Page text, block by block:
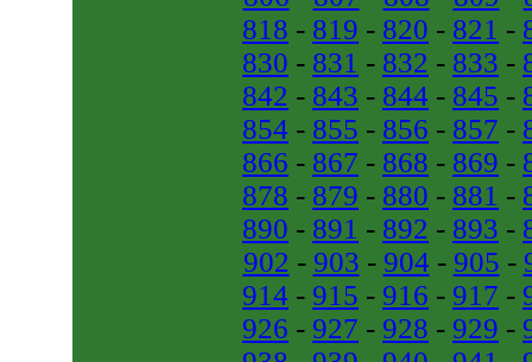
818 - 819 - 820 - 821 -
830 - 831 - 832 - 833 -
842 - 843 - 844 - 845 -
854 - 855 - 856 - 857 -
866 - 867 - 868 - 869 -
878 - 879 - 880 - 881 -
890 - 891 - 892 - 893 -
902 - 903 - 904 - 905 -
914 - 915 - 916 - 917 -
926 - 927 - 928 - 929 -